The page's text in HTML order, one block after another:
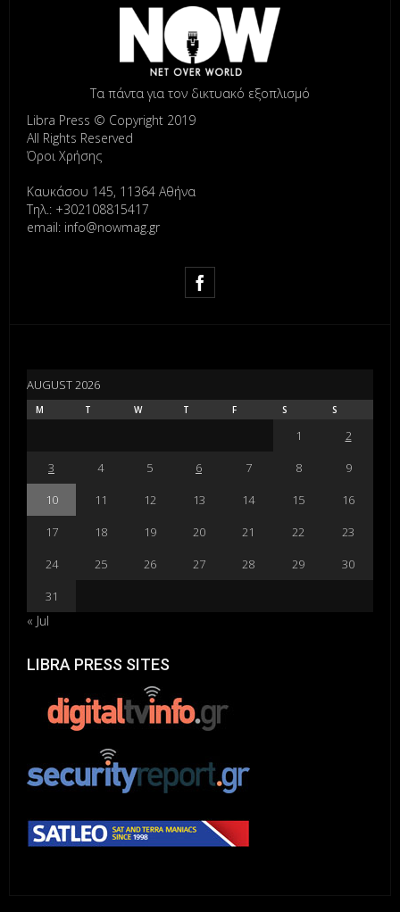
Τα πάντα για τον δικτυακό εξοπλισμό
Libra Press © Copyright 2019
All Rights Reserved
Όροι Χρήσης
Καυκάσου 145, 11364 Αθήνα
Τηλ.: +302108815417
email: info@nowmag.gr
AUGUST 2026
M T W T F S S
1
2
3
4 5 6 7 8
9
10
11 12 13 14 15
16
17
18 19 20 21 22
23
24
25 26 27 28 29
30
31
« Jul
LIBRA PRESS SITES